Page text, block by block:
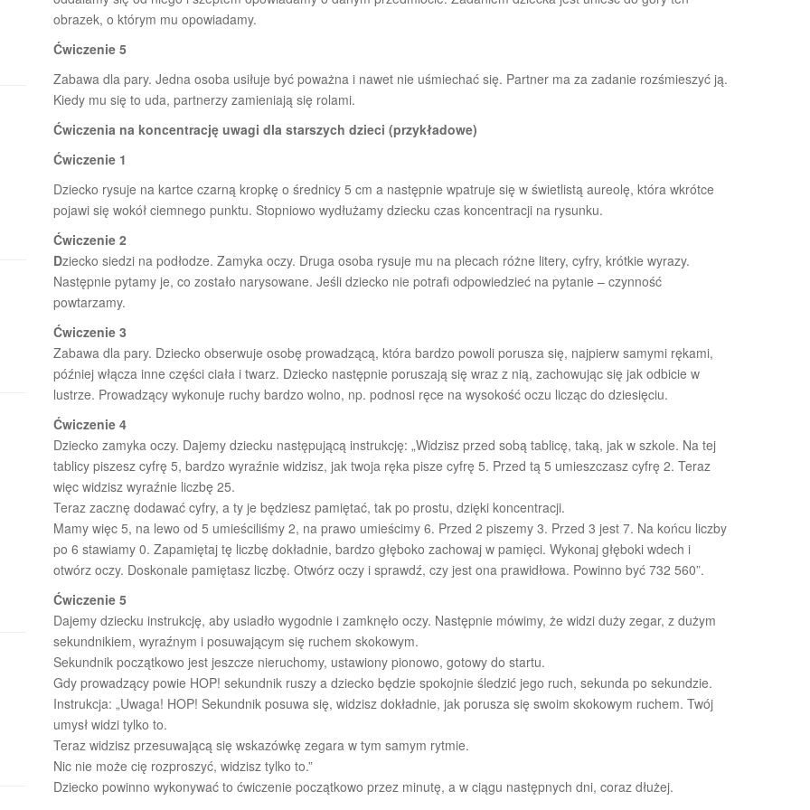
obrazek, o którym mu opowiadamy.
Ćwiczenie 5
Zabawa dla pary. Jedna osoba usiłuje być poważna i nawet nie uśmiechać się. Partner ma za zadanie rozśmieszyć ją.
Kiedy mu się to uda, partnerzy zamieniają się rolami.
Ćwiczenia na koncentrację uwagi dla starszych dzieci (przykładowe)
Ćwiczenie 1
Dziecko rysuje na kartce czarną kropkę o średnicy 5 cm a następnie wpatruje się w świetlistą aureolę, która wkrótce
pojawi się wokół ciemnego punktu. Stopniowo wydłużamy dziecku czas koncentracji na rysunku.
Ćwiczenie 2
Dziecko siedzi na podłodze. Zamyka oczy. Druga osoba rysuje mu na plecach różne litery, cyfry, krótkie wyrazy.
Następnie pytamy je, co zostało narysowane. Jeśli dziecko nie potrafi odpowiedzieć na pytanie – czynność
powtarzamy.
Ćwiczenie 3
Zabawa dla pary. Dziecko obserwuje osobę prowadzącą, która bardzo powoli porusza się, najpierw samymi rękami,
później włącza inne części ciała i twarz. Dziecko następnie poruszają się wraz z nią, zachowując się jak odbicie w
lustrze. Prowadzący wykonuje ruchy bardzo wolno, np. podnosi ręce na wysokość oczu licząc do dziesięciu.
Ćwiczenie 4
Dziecko zamyka oczy. Dajemy dziecku następującą instrukcję: „Widzisz przed sobą tablicę, taką, jak w szkole. Na tej
tablicy piszesz cyfrę 5, bardzo wyraźnie widzisz, jak twoja ręka pisze cyfrę 5. Przed tą 5 umieszczasz cyfrę 2. Teraz
więc widzisz wyraźnie liczbę 25.
Teraz zacznę dodawać cyfry, a ty je będziesz pamiętać, tak po prostu, dzięki koncentracji.
Mamy więc 5, na lewo od 5 umieściliśmy 2, na prawo umieścimy 6. Przed 2 piszemy 3. Przed 3 jest 7. Na końcu liczby
po 6 stawiamy 0. Zapamiętaj tę liczbę dokładnie, bardzo głęboko zachowaj w pamięci. Wykonaj głęboki wdech i
otwórz oczy. Doskonale pamiętasz liczbę. Otwórz oczy i sprawdź, czy jest ona prawidłowa. Powinno być 732 560”.
Ćwiczenie 5
Dajemy dziecku instrukcję, aby usiadło wygodnie i zamknęło oczy. Następnie mówimy, że widzi duży zegar, z dużym
sekundnikiem, wyraźnym i posuwającym się ruchem skokowym.
Sekundnik początkowo jest jeszcze nieruchomy, ustawiony pionowo, gotowy do startu.
Gdy prowadzący powie HOP! sekundnik ruszy a dziecko będzie spokojnie śledzić jego ruch, sekunda po sekundzie.
Instrukcja: „Uwaga! HOP! Sekundnik posuwa się, widzisz dokładnie, jak porusza się swoim skokowym ruchem. Twój
umysł widzi tylko to.
Teraz widzisz przesuwającą się wskazówkę zegara w tym samym rytmie.
Nic nie może cię rozproszyć, widzisz tylko to.”
Dziecko powinno wykonywać to ćwiczenie początkowo przez minutę, a w ciągu następnych dni, coraz dłużej.